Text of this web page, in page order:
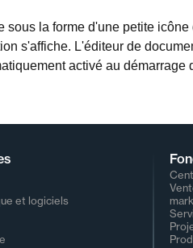
sous la forme d'une petite
s'affiche. L'éditeur de
activé au démarrage
et logiciels